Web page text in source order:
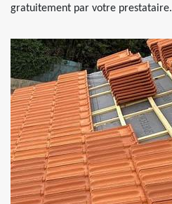
gratuitement par votre prestataire.